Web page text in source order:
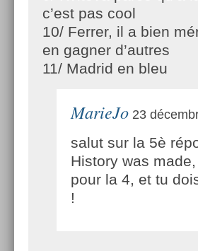
c’est pas cool
10/ Ferrer, il a bien
en gagner d’autres
11/ Madrid en bleu
MarieJo 23
salut sur la 5è
History was
pour la 4, et tu
!